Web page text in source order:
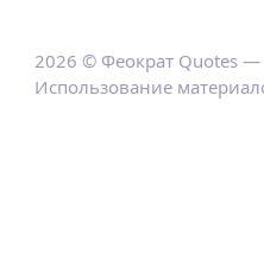
2026 © Феократ Quotes —
Использование